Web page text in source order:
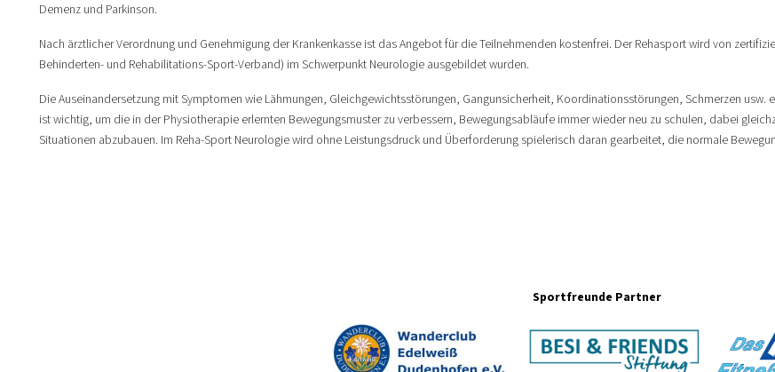
Demenz und Parkinson.
Nach ärztlicher Verordnung und Genehmigung der Krankenkasse ist das Angebot für die Teilnehmenden kostenfrei. Der Rehasport wird von
Behinderten- und Rehabilitations-Sport-Verband) im Schwerpunkt Neurologie ausgebildet wurden.
Die Auseinandersetzung mit Symptomen wie Lähmungen, Gleichgewichtsstörungen, Gangunsicherheit, Koordinationsstörungen, Schmerzen
ist wichtig, um die in der Physiotherapie erlernten Bewegungsmuster zu verbessern, Bewegungsabläufe immer wieder neu zu schulen, dabei
Situationen abzubauen. Im Reha-Sport Neurologie wird ohne Leistungsdruck und Überforderung spielerisch daran gearbeitet, die normale
Sportfreunde Partner